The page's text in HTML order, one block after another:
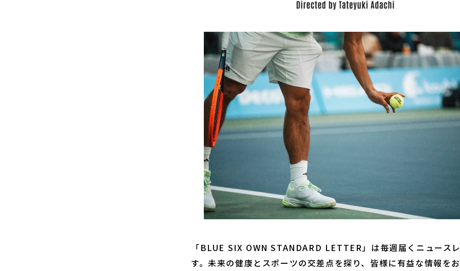
「BLUE SIX OWN STANDARD LETTER」は毎週届くニュース
す。未来の健康とスポーツの交差点を探り、皆様に有益な情報を